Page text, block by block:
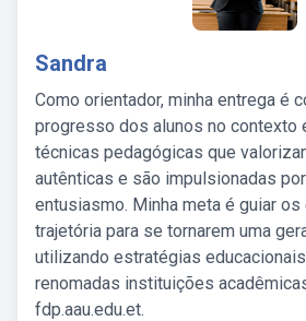
Sandra
Como orientador, minha entrega é
progresso dos alunos no contexto
técnicas pedagógicas que
autênticas e são impulsionadas
entusiasmo. Minha meta é guiar
trajetória para se tornarem uma
utilizando estratégias
renomadas instituições
fdp.aau.edu.et.